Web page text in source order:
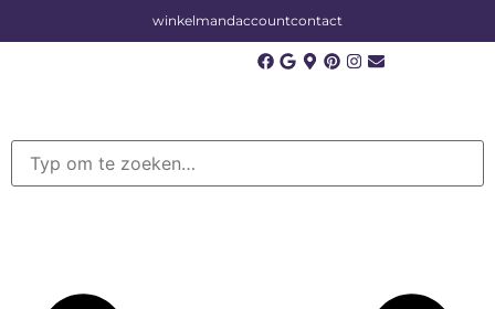
winkelmandaccountcontact